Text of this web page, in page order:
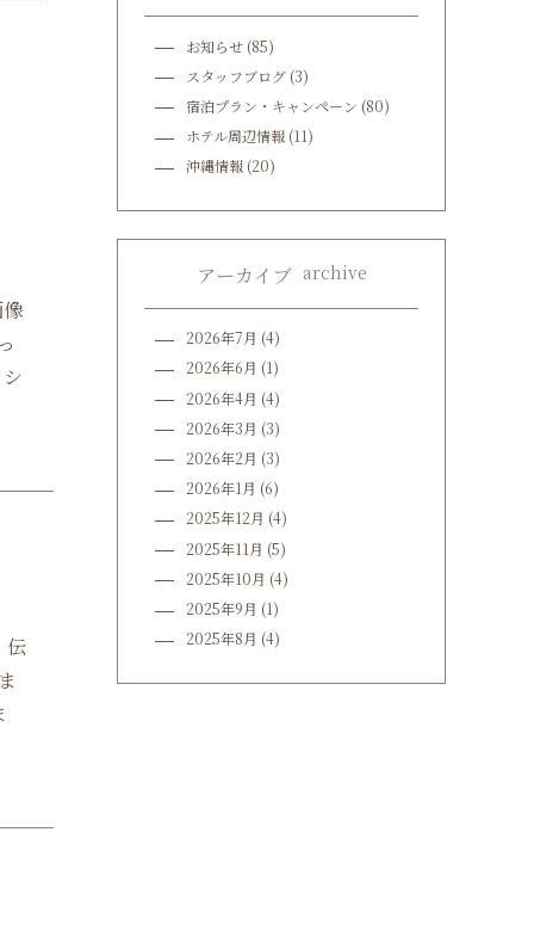
伝
お知らせ (85)
スタッフブログ (3)
宿泊プラン・キャンペーン (80)
ホテル周辺情報 (11)
沖縄情報 (20)
アーカイブ archive
2026年7月 (4)
2026年6月 (1)
2026年4月 (4)
2026年3月 (3)
2026年2月 (3)
2026年1月 (6)
2025年12月 (4)
2025年11月 (5)
2025年10月 (4)
2025年9月 (1)
2025年8月 (4)